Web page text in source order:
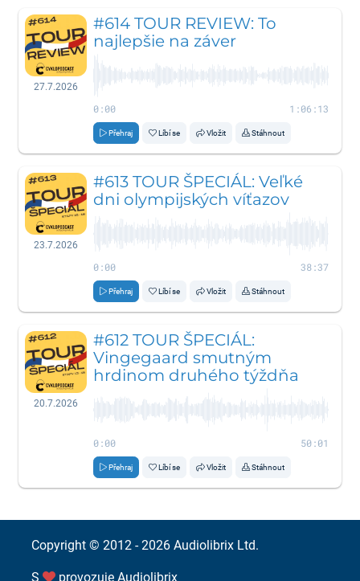
27.7.2026
#614 TOUR REVIEW: To
najlepšie na záver
0:00 1:06:13
Přehraj Líbí se Vložit Stáhnout
23.7.2026
#613 TOUR ŠPECIÁL: Veľké
dni olympijských víťazov
0:00 38:37
Přehraj Líbí se Vložit Stáhnout
20.7.2026
#612 TOUR ŠPECIÁL:
Vingegaard smutným
hrdinom druhého týždňa
0:00 50:01
Přehraj Líbí se Vložit Stáhnout
Copyright © 2012 - 2026 Audiolibrix Ltd.
S provozuje Audiolibrix